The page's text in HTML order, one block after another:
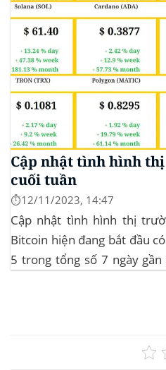
Cập nhật tình hình
cuối tuần
⏱️12/11/2023, 14:47
Cập nhật tình hình thị
Bitcoin hiện đang bắt đầu
5 trong tổng số 7 ngày gần